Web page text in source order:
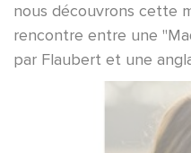
nous découvrons cette
rencontre entre une
par Flaubert et une